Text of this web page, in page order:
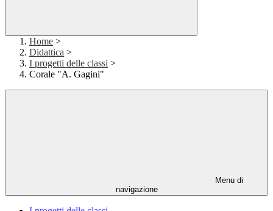
Home >
Didattica >
I progetti delle classi >
Corale "A. Gagini"
Menu di
navigazione